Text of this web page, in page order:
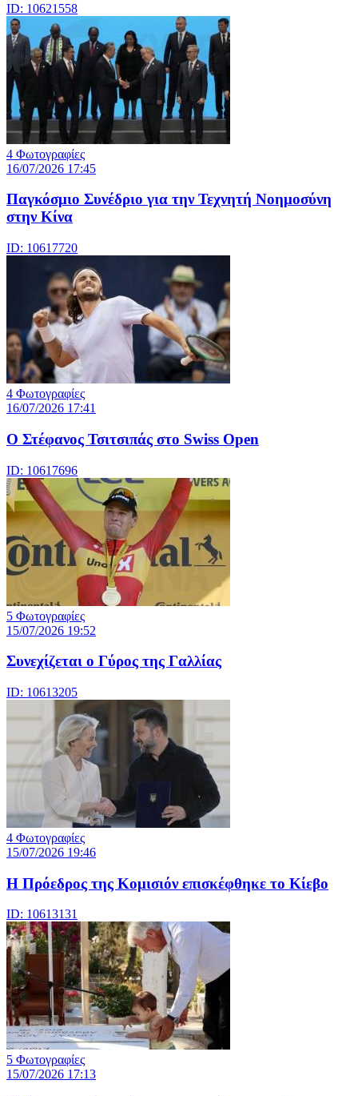
ID: 10621558
4 Φωτογραφίες
16/07/2026 17:45
Παγκόσμιο Συνέδριο για την Τεχνητή Νοημοσύνη
στην Κίνα
ID: 10617720
4 Φωτογραφίες
16/07/2026 17:41
Ο Στέφανος Τσιτσιπάς στο Swiss Open
ID: 10617696
5 Φωτογραφίες
15/07/2026 19:52
Συνεχίζεται ο Γύρος της Γαλλίας
ID: 10613205
4 Φωτογραφίες
15/07/2026 19:46
Η Πρόεδρος της Κομισιόν επισκέφθηκε το Κίεβο
ID: 10613131
5 Φωτογραφίες
15/07/2026 17:13